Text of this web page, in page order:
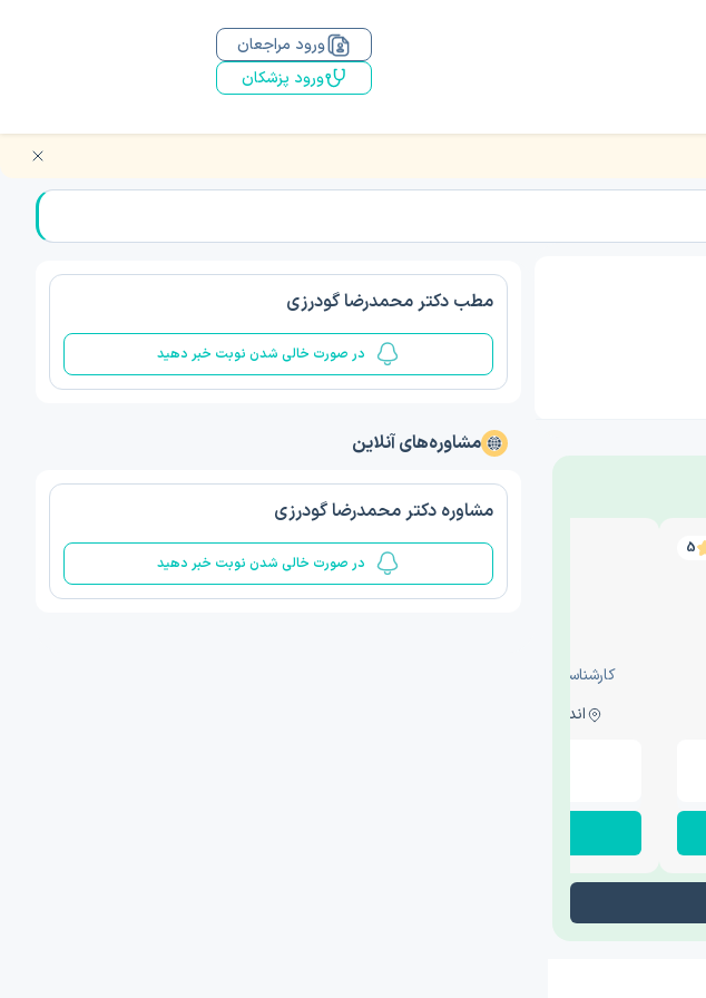
ورود مراجعان
ورود پزشکان
5
5
کارشناسی ارشد روان‌شناسی اسلامی مثبت گرا
اندیشه - اندیشه فاز دو , 1 مطب دیگر ...
مطب دکتر محمدرضا گودرزی
در صورت خالی شدن نوبت خبر دهید
مشاوره‌های آنلاین
مشاوره دکتر محمدرضا گودرزی
در صورت خالی شدن نوبت خبر دهید